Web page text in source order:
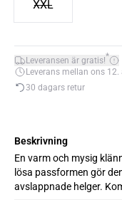
XXL
Leveransen är gratis!*
Leverans mellan ons 12.
30 dagars retur
Beskrivning
En varm och mysig
lösa passformen gör
avslappnade helger.